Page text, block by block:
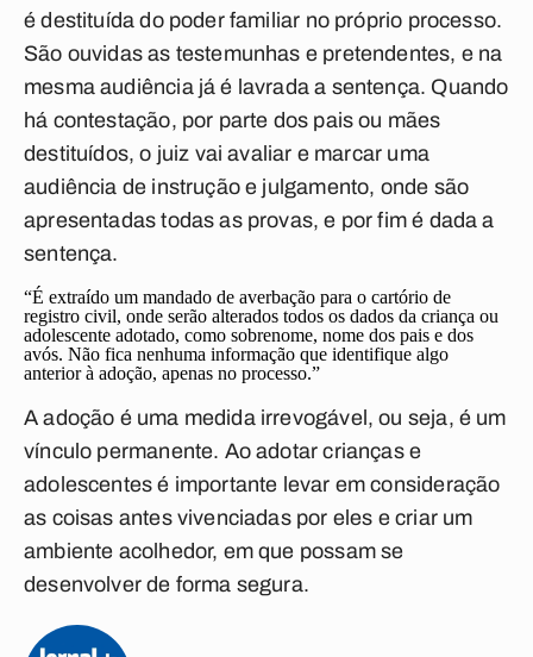
é destituída do poder familiar no próprio processo.
São ouvidas as testemunhas e pretendentes, e na
mesma audiência já é lavrada a sentença. Quando
há contestação, por parte dos pais ou mães
destituídos, o juiz vai avaliar e marcar uma
audiência de instrução e julgamento, onde são
apresentadas todas as provas, e por fim é dada a
sentença.
“É extraído um mandado de averbação para o cartório de
registro civil, onde serão alterados todos os dados da criança ou
adolescente adotado, como sobrenome, nome dos pais e dos
avós. Não fica nenhuma informação que identifique algo
anterior à adoção, apenas no processo.”
A adoção é uma medida irrevogável, ou seja, é um
vínculo permanente. Ao adotar crianças e
adolescentes é importante levar em consideração
as coisas antes vivenciadas por eles e criar um
ambiente acolhedor, em que possam se
desenvolver de forma segura.